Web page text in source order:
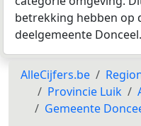
betrekking hebben op
deelgemeente Donceel.
AlleCijfers.be
Provincie Luik
Gemeente